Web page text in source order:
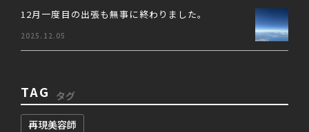
12月一度目の出張も無事に終わりました。
2025.12.05
TAG タグ
再現美容師